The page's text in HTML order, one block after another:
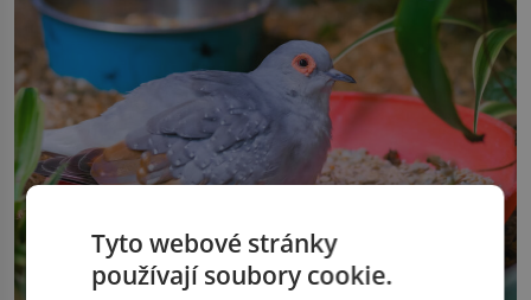
Tyto webové stránky
používají soubory cookie.